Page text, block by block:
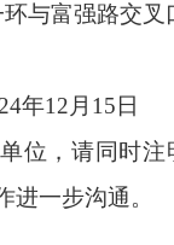
与富强路交叉
年12 月 15 日
位，请同时
一步沟通。